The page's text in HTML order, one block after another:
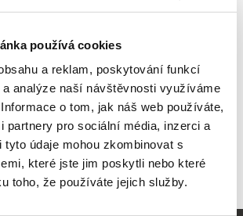
používá cookies
a reklam, poskytování funkcí
analýze naší návštěvnosti využíváme
o tom, jak náš web používáte,
partnery pro sociální média, inzerci a
tyto údaje mohou zkombinovat s
které jste jim poskytli nebo které
toho, že používáte jejich služby.
Všichni režiséři